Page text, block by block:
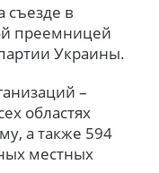
съезде в
преемницей
Украины.
–
областях
а также 594
местных